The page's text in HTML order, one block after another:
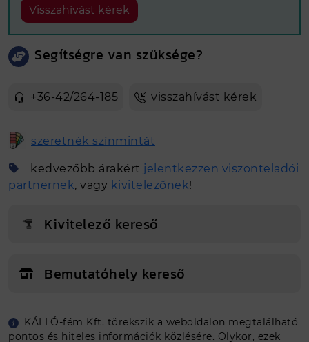
Visszahívást kérek
Segítségre van szüksége?
+36-42/264-185 visszahívást kérek
szeretnék színmintát
kedvezőbb árakért jelentkezzen viszonteladói
partnernek, vagy kivitelezőnek!
Kivitelező kereső
Bemutatóhely kereső
Egyedi méretet szeretnék
KÁLLÓ-fém Kft. törekszik a weboldalon megtalálható
pontos és hiteles információk közlésére. Olykor, ezek